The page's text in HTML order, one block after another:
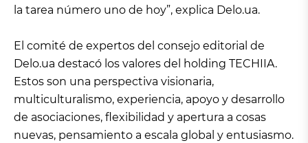
la tarea número uno de hoy”, explica Delo.ua.
El comité de expertos del consejo editorial de
Delo.ua destacó los valores del holding TECHIIA.
Estos son una perspectiva visionaria,
multiculturalismo, experiencia, apoyo y desarrollo
de asociaciones, flexibilidad y apertura a cosas
nuevas, pensamiento a escala global y entusiasmo.